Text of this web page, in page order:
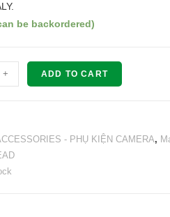
be backordered)
+ ADD TO CART
- PHỤ KIỆN CAMERA,